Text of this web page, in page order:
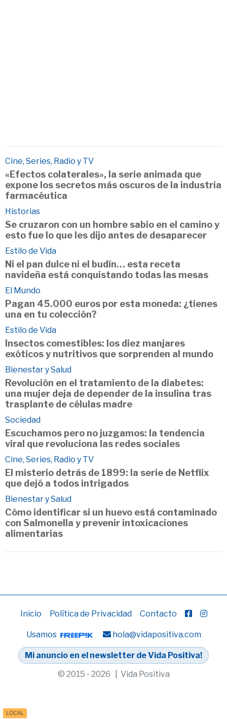
Cine, Series, Radio y TV
«Efectos colaterales», la serie animada que
expone los secretos más oscuros de la industria
farmacéutica
Historias
Se cruzaron con un hombre sabio en el camino y
esto fue lo que les dijo antes de desaparecer
Estilo de Vida
Ni el pan dulce ni el budín… esta receta
navideña está conquistando todas las mesas
El Mundo
Pagan 45.000 euros por esta moneda: ¿tienes
una en tu colección?
Estilo de Vida
Insectos comestibles: los diez manjares
exóticos y nutritivos que sorprenden al mundo
Bienestar y Salud
Revolución en el tratamiento de la diabetes:
una mujer deja de depender de la insulina tras
trasplante de células madre
Sociedad
Escuchamos pero no juzgamos: la tendencia
viral que revoluciona las redes sociales
Cine, Series, Radio y TV
El misterio detrás de 1899: la serie de Netflix
que dejó a todos intrigados
Bienestar y Salud
Cómo identificar si un huevo está contaminado
con Salmonella y prevenir intoxicaciones
alimentarias
Inicio Política de Privacidad Contacto
Usamos hola@vidapositiva.com
Mi anuncio en el newsletter de Vida Positiva!
© 2015 - 2026 | Vida Positiva
LOCAL